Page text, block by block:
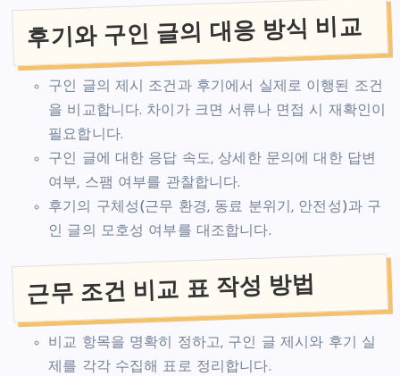
후기와 구인 글의 대응 방식 비교
구인 글의 제시 조건과 후기에서 실제로 이행된 조건
을 비교합니다. 차이가 크면 서류나 면접 시 재확인이
필요합니다.
구인 글에 대한 응답 속도, 상세한 문의에 대한 답변
여부, 스팸 여부를 관찰합니다.
후기의 구체성(근무 환경, 동료 분위기, 안전성)과 구
인 글의 모호성 여부를 대조합니다.
근무 조건 비교 표 작성 방법
비교 항목을 명확히 정하고, 구인 글 제시와 후기 실
제를 각각 수집해 표로 정리합니다.